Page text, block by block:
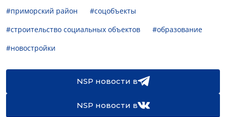
#приморский район
#соцобъекты
#строительство социальных объектов
#образование
#новостройки
NSP новости в
NSP новости в